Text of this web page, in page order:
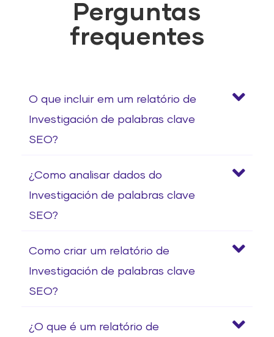
Perguntas
frequentes
O que incluir em um relatório de
Investigación de palabras clave
SEO?
¿Como analisar dados do
Investigación de palabras clave
SEO?
Como criar um relatório de
Investigación de palabras clave
SEO?
¿O que é um relatório de